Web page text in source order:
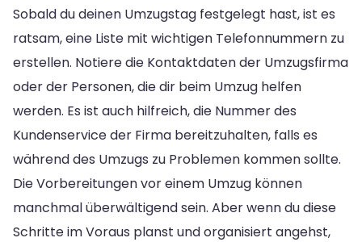
Sobald du deinen Umzugstag festgelegt hast, ist es
ratsam, eine Liste mit wichtigen Telefonnummern zu
erstellen. Notiere die Kontaktdaten der Umzugsfirma
oder der Personen, die dir beim Umzug helfen
werden. Es ist auch hilfreich, die Nummer des
Kundenservice der Firma bereitzuhalten, falls es
während des Umzugs zu Problemen kommen sollte.
Die Vorbereitungen vor einem Umzug können
manchmal überwältigend sein. Aber wenn du diese
Schritte im Voraus planst und organisiert angehst,